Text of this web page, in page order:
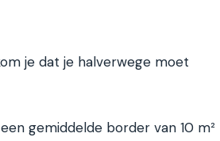
je dat je halverwege moet
gemiddelde border van 10 m²